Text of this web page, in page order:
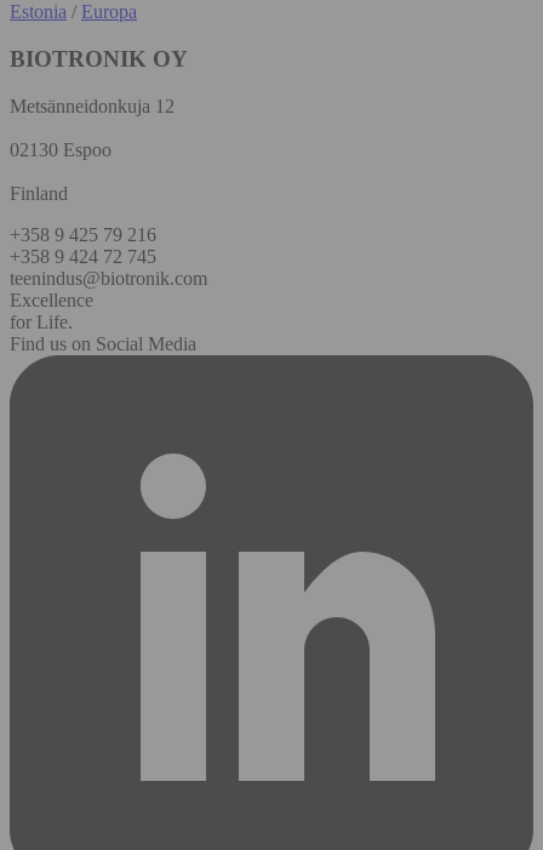
Estonia / Europa
BIOTRONIK OY
Metsänneidonkuja 12
02130 Espoo
Finland
+358 9 425 79 216
+358 9 424 72 745
teenindus@biotronik.com
Excellence
for Life.
Find us on Social Media